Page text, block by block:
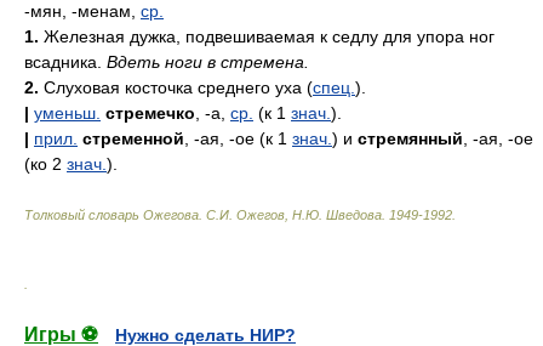
-мян, -менам, ср.
1. Железная дужка, подвешиваемая к седлу для упора ног
всадника. Вдеть ноги в стремена.
2. Слуховая косточка среднего уха (спец. ).
| уменьш. стремечко , -а, ср. (к 1 знач. ).
| прил. стременной , -ая, -ое (к 1 знач. ) и стремянный , -ая, -ое
(ко 2 знач. ).
Толковый словарь Ожегова С.И. Ожегов, Н.Ю. Шведова. 1949-1992
Игры ⚽
Нужно сделать НИР?